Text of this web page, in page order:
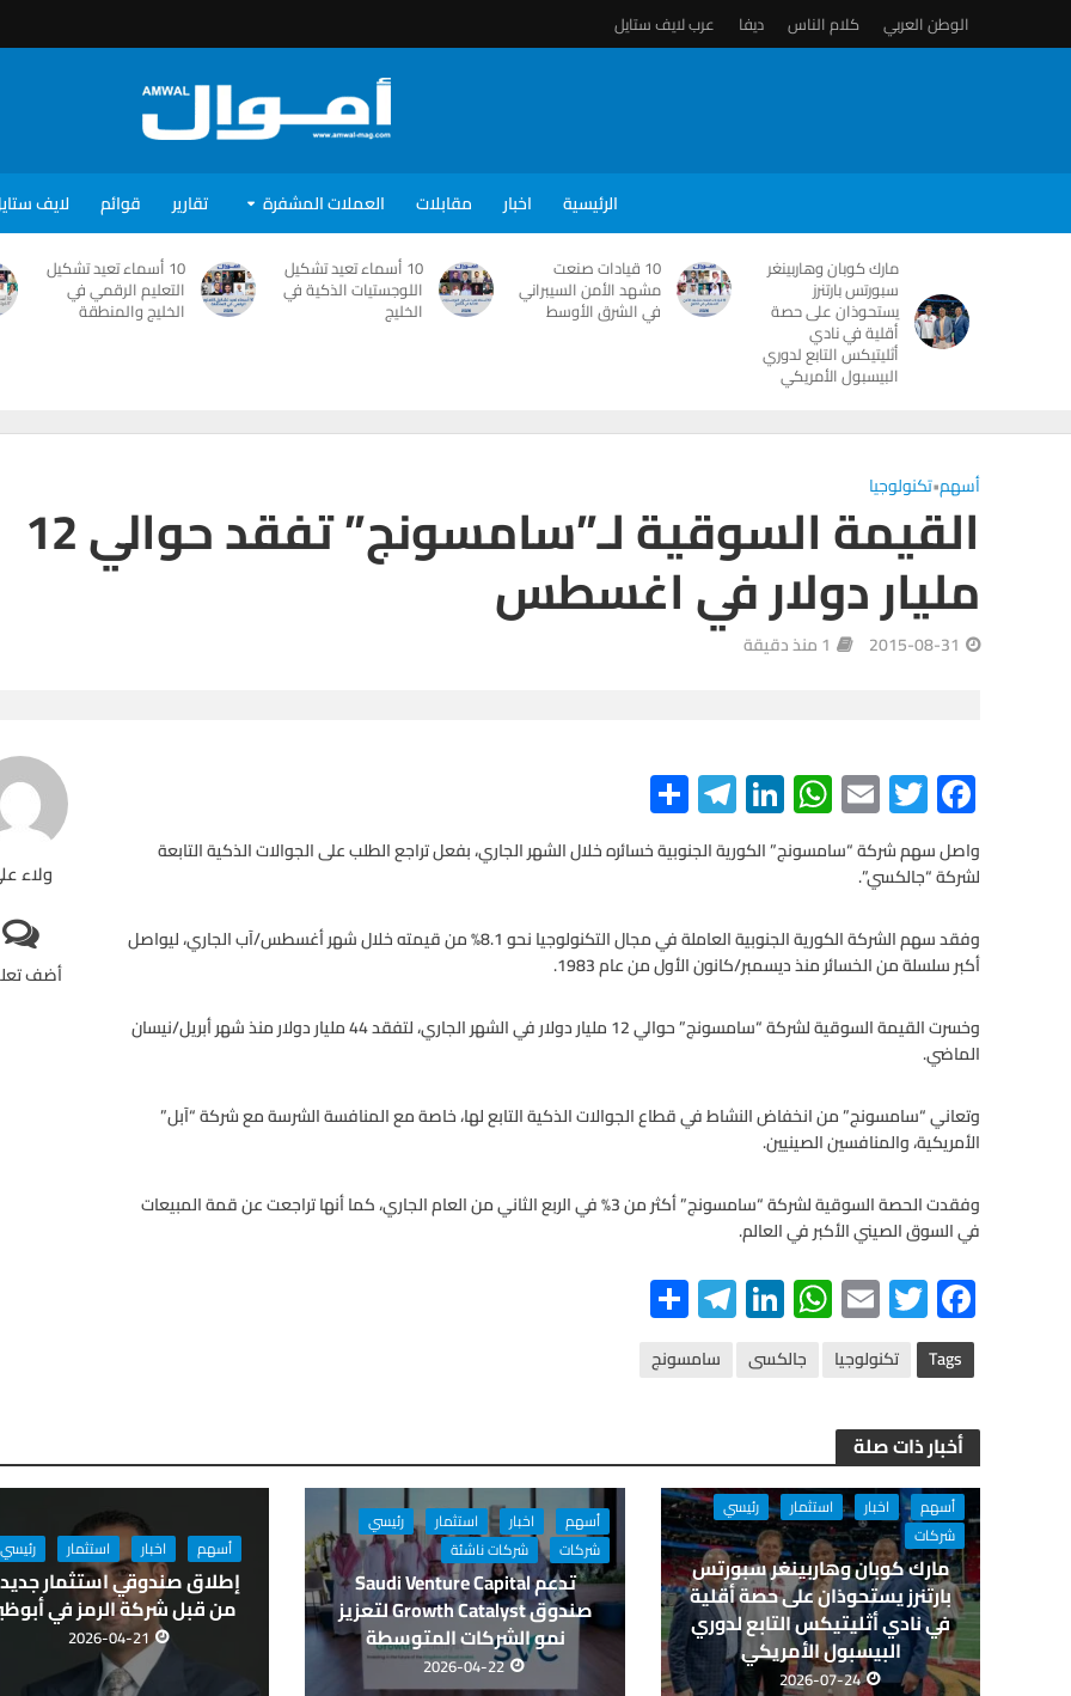
الوطن العربي كلام الناس ديفا عرب لايف ستايل
الرئيسية اخبار مقابلات العملات المشفرة تقارير قوائم لايف
مارك كوبان وهاربينغر
سبورتس بارتنرز
يستحوذان على حصة
أقلية في نادي
أثليتيكس التابع لدوري
البيسبول الأمريكي
10 قيادات صنعت
مشهد الأمن السيبراني
في الشرق الأوسط
10 أسماء تعيد تشكيل
اللوجستيات الذكية في
الخليج
10 أسماء تعيد تشكيل
التعليم الرقمي في
الخليج والمنطقة
أسهم•تكنولوجيا
القيمة السوقية لـ”سامسونج” تفقد حوالي 12
مليار دولار في اغسطس
2015-08-31 1 منذ دقيقة
ولاء
أضف
F
ac
e
b
o
o
k
T
wi
tt
er
E
m
ail
W
h
at
A
p
p
Li
n
ke
n
Te
le
gr
m
S
h
ar
واصل سهم شركة “سامسونج” الكورية الجنوبية خسائره خلال الشهر الجاري، بفعل تراجع الطلب على الجوالات الذكية التابعة
لشركة “جالكسي”.
وفقد سهم الشركة الكورية الجنوبية العاملة في مجال التكنولوجيا نحو 8.1% من قيمته خلال شهر أغسطس/آب الجاري، ليواصل
أكبر سلسلة من الخسائر منذ ديسمبر/كانون الأول من عام 1983.
وخسرت القيمة السوقية لشركة “سامسونج” حوالي 12 مليار دولار في الشهر الجاري، لتفقد 44 مليار دولار منذ شهر أبريل/نيسان
الماضي.
وتعاني “سامسونج” من انخفاض النشاط في قطاع الجوالات الذكية التابع لها، خاصة مع المنافسة الشرسة مع شركة “آبل”
الأمريكية، والمنافسين الصينيين.
وفقدت الحصة السوقية لشركة “سامسونج” أكثر من 3% في الربع الثاني من العام الجاري، كما أنها تراجعت عن قمة المبيعات
في السوق الصيني الأكبر في العالم.
F
ac
e
b
o
o
k
T
wi
tt
er
E
m
ail
W
h
at
A
p
p
Li
n
ke
n
Te
le
gr
m
S
h Tags تكنولوجيا جالكسى سامسونج
أخبار ذات صلة
أسهم اخبار استثمار
رئيسي
شركات
مارك كوبان وهاربينغر سبورتس
بارتنرز يستحوذان على حصة أقلية
في نادي أثليتيكس التابع لدوري
البيسبول الأمريكي
2026-07-24
أسهم اخبار استثمار
رئيسي
شركات
شركات ناشئة
تدعم Saudi Venture Capital
صندوق Growth Catalyst لتعزيز
نمو الشركات المتوسطة
2026-04-22
أسهم اخبار استثمار رئيسي
إطلاق صندوقي استثمار
من قبل شركة الرمز في
2026-04-21